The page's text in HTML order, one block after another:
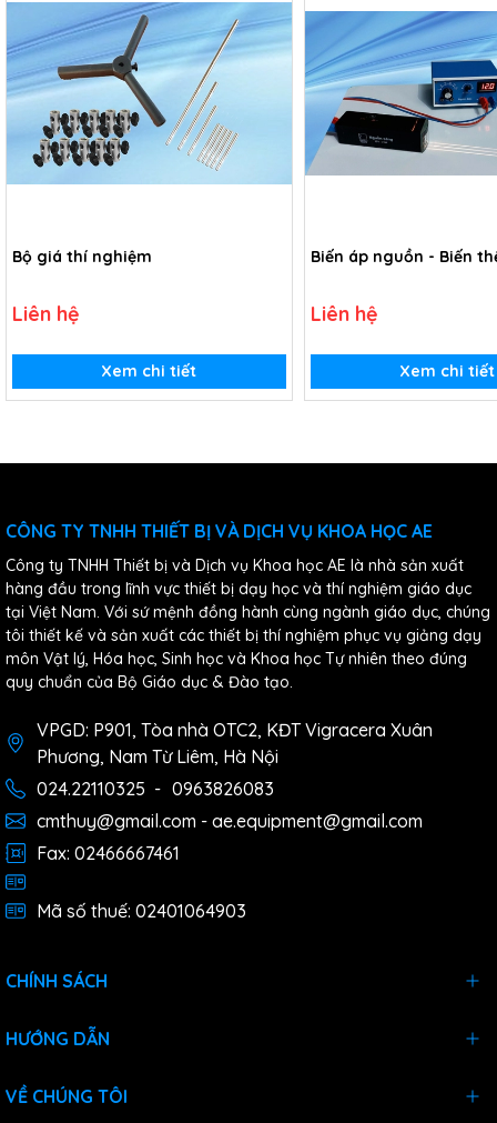
Bộ giá thí nghiệm
Liên hệ
Xem chi tiết
Biến áp nguồn - Biến
Liên hệ
Xem chi tiết
CÔNG TY TNHH THIẾT BỊ VÀ DỊCH VỤ KHOA HỌC AE
Công ty TNHH Thiết bị và Dịch vụ Khoa học AE là nhà sản xuất
hàng đầu trong lĩnh vực thiết bị dạy học và thí nghiệm giáo dục
tại Việt Nam. Với sứ mệnh đồng hành cùng ngành giáo dục, chúng
tôi thiết kế và sản xuất các thiết bị thí nghiệm phục vụ giảng dạy
môn Vật lý, Hóa học, Sinh học và Khoa học Tự nhiên theo đúng
quy chuẩn của Bộ Giáo dục & Đào tạo.
VPGD: P901, Tòa nhà OTC2, KĐT Vigracera Xuân
Phương, Nam Từ Liêm, Hà Nội
024.22110325 - 0963826083
cmthuy@gmail.com - ae.equipment@gmail.com
Fax: 02466667461
Mã số thuế: 02401064903
CHÍNH SÁCH
HƯỚNG DẪN
VỀ CHÚNG TÔI